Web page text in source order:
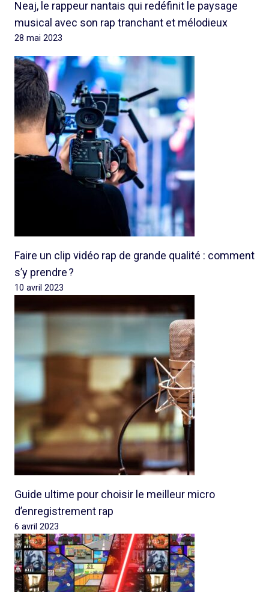
Neaj, le rappeur nantais qui redéfinit le paysage
musical avec son rap tranchant et mélodieux
28 mai 2023
Faire un clip vidéo rap de grande qualité : comment
s’y prendre ?
10 avril 2023
Guide ultime pour choisir le meilleur micro
d’enregistrement rap
6 avril 2023